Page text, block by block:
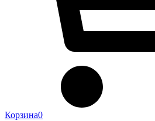
Корзина0